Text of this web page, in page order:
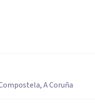
A Coruña